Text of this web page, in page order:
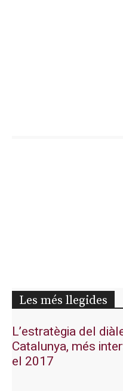
Les més llegides
L’estratègia del
Catalunya, més
el 2017